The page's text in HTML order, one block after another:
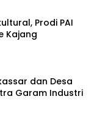
Prodi PAI
Kajang
dan Desa
Garam Industri